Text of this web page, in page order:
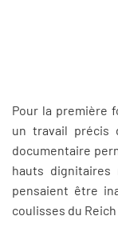
Pour la première
un travail précis
documentaire
hauts dignitaires
pensaient être
coulisses du